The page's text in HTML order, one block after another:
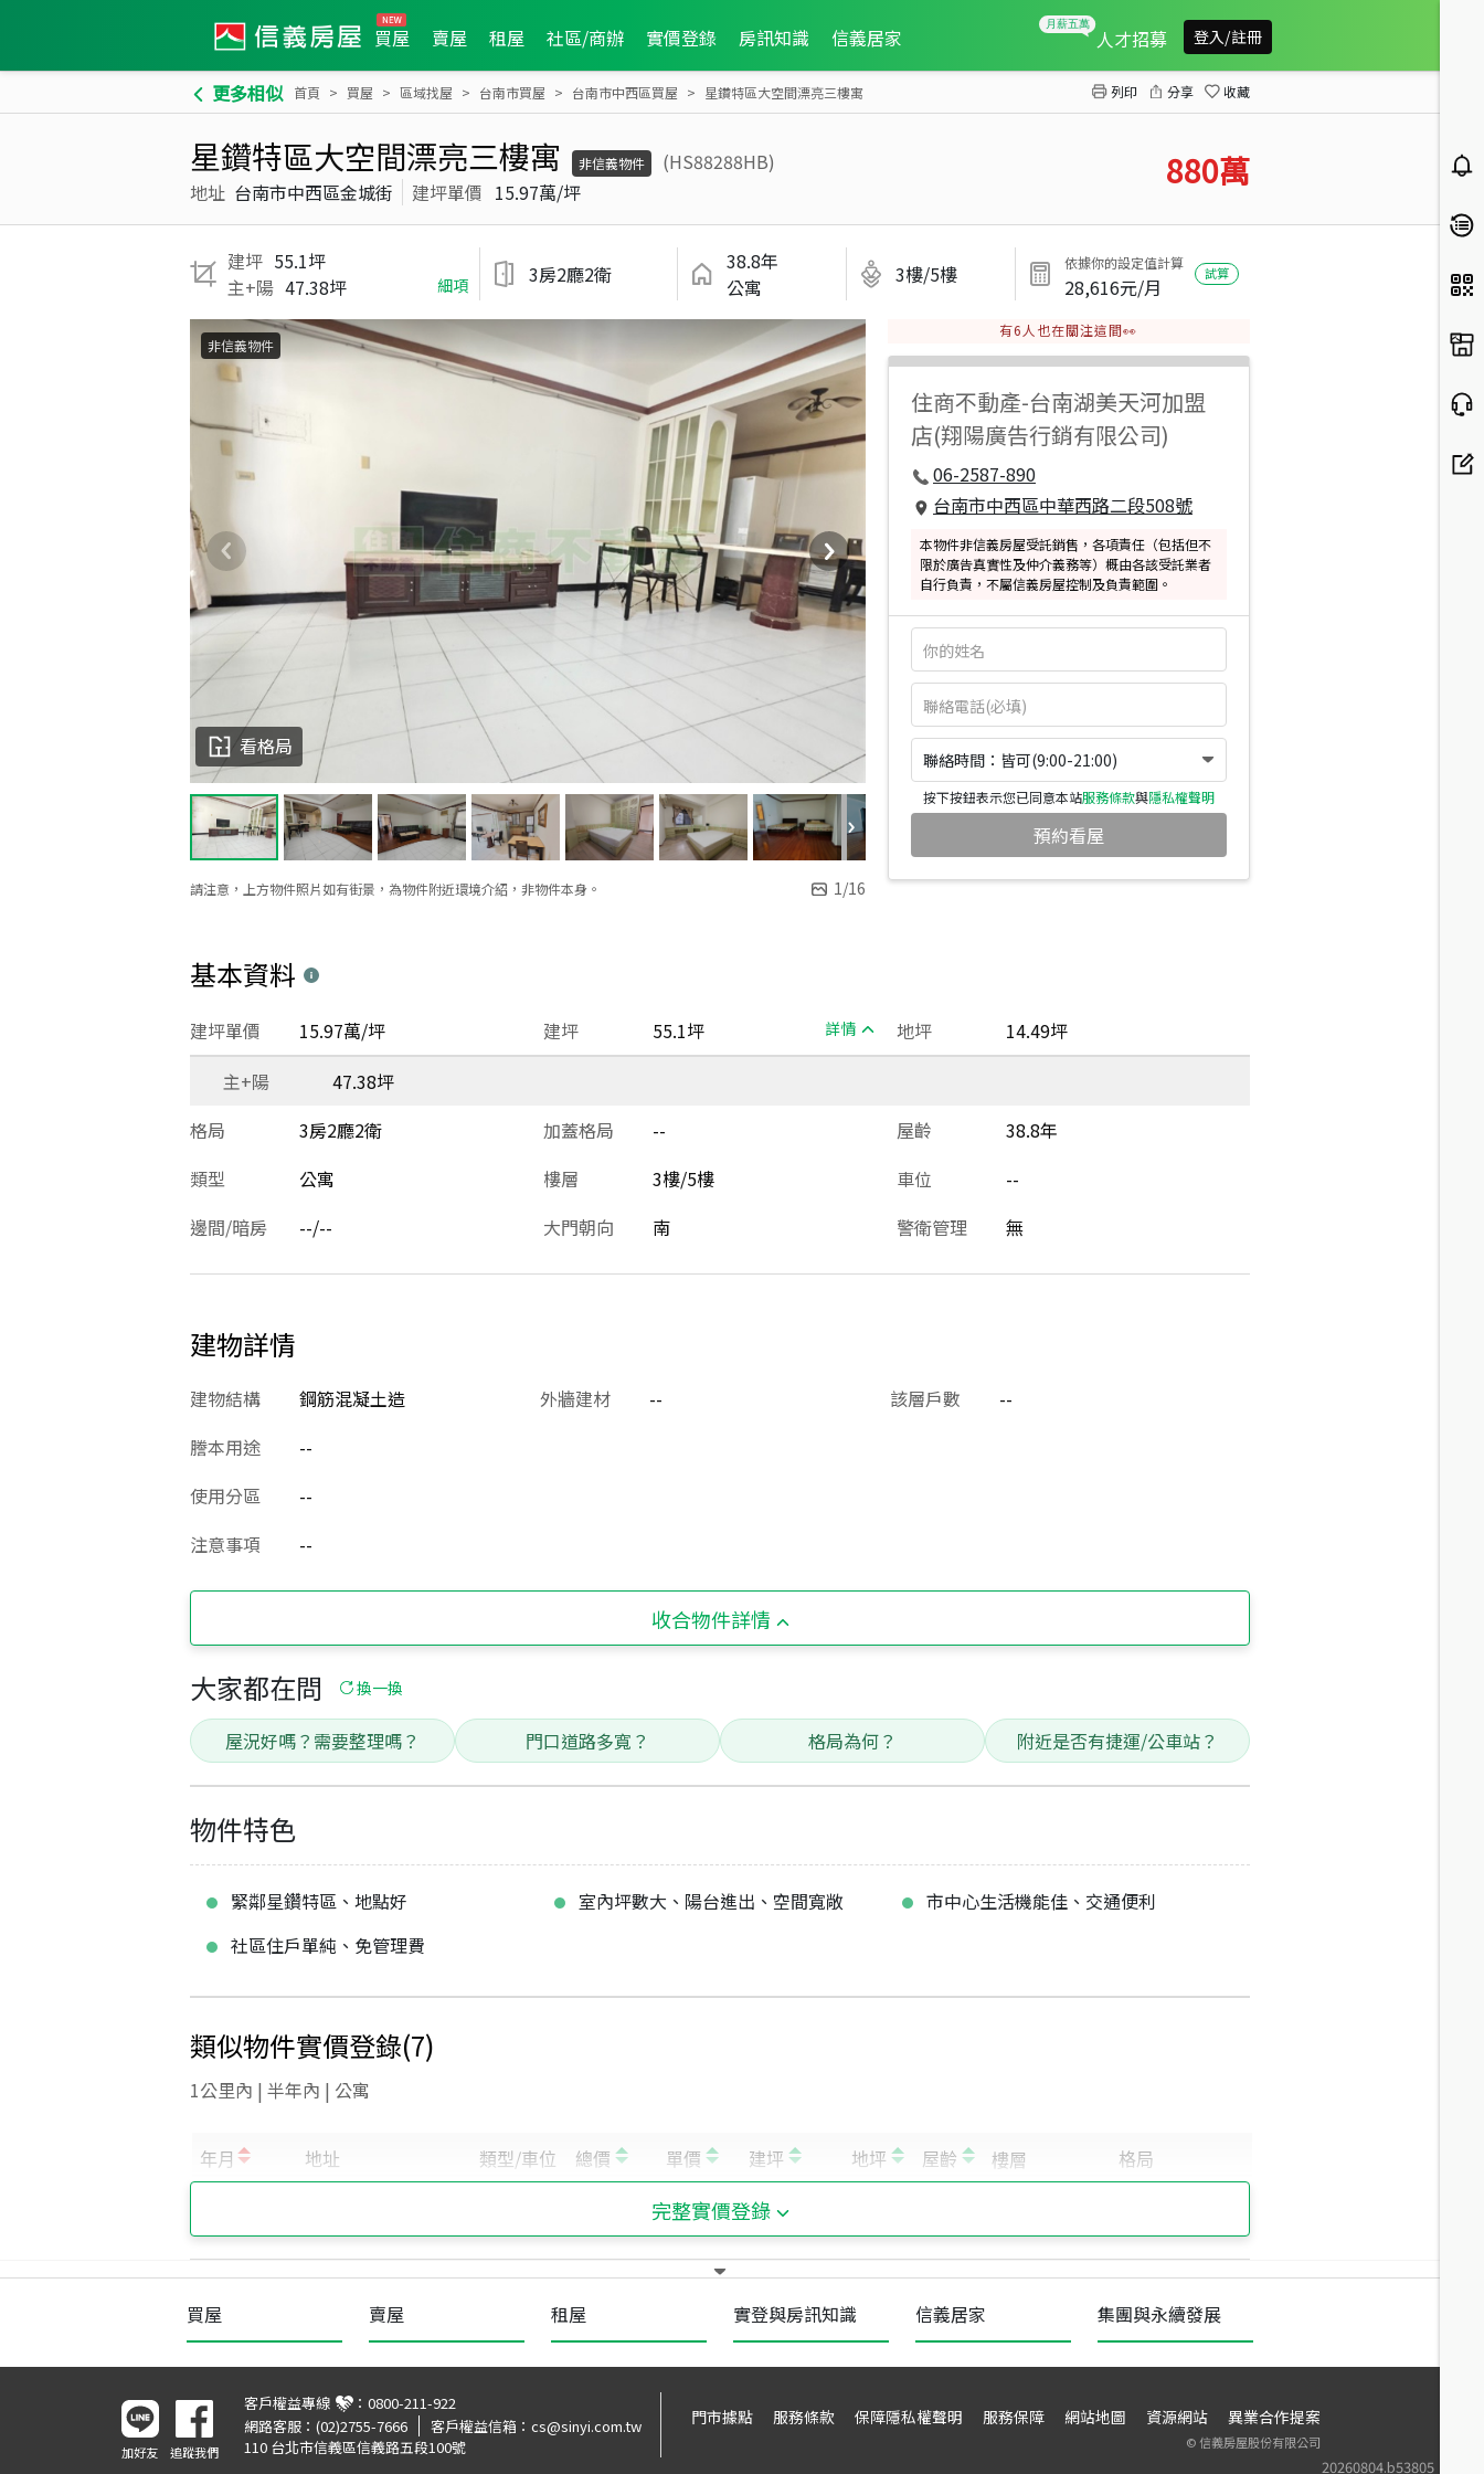
買屋 賣屋 租屋 社區/商辦 實價登錄 房訊知識 信義居家 人才招募 登入/註冊
更多相似 首頁 買屋 區域找屋 台南市買屋 台南市中西區買屋 星鑽特區大空間漂亮三樓寓 列印 分享 收藏
星鑽特區大空間漂亮三樓寓 非信義物件
(HS88288HB)
地址 台南市中西區金城街 建坪單價 15.97萬/坪 880萬
建坪 55.1坪
主+陽 47.38坪 細項 3房2廳2衛
38.8年
公寓
3樓/5樓 依據你的設定值計算
28,616元/月
試算
請注意，上方物件照片如有街景，為物件附近環境介紹，非物件本身。 1/16
看格局
非信義物件
有6 人也在關注這間👀
住商不動產-台南湖美天河加盟
店(翔陽廣告行銷有限公司)
06-2587-890
台南市中西區中華西路二段508號
本物件非信義房屋受託銷售，各項責任（包括但不
限於廣告真實性及仲介義務等）概由各該受託業者
自行負責，不屬信義房屋控制及負責範圍。
聯絡時間：皆可(9:00-21:00)
按下按鈕表示您已同意本站服務條款與隱私權聲明
預約看屋
基本資料
建坪 55.1坪 詳情
建坪單價 15.97萬/坪 地坪
14.49坪
主+陽
47.38坪
格局
3房2廳2衛 加蓋格局 -- 屋齡
38.8年
類型
公寓 樓層 3樓/5樓 車位
--
邊間/暗房
--/-- 大門朝向 南 警衛管理 無
建物詳情
建物結構 鋼筋混凝土造 外牆建材 -- 該層戶數
--
謄本用途
--
使用分區
--
注意事項
--
收合物件詳情
大家都在問 換一換
屋況好嗎？需要整理嗎？ 門口道路多寬？ 格局為何？ 附近是否有捷運/公車站？
物件特色
緊鄰星鑽特區、地點好 室內坪數大、陽台進出、空間寬敞
市中心生活機能佳、交通便利
社區住戶單純、免管理費
類似物件實價登錄(7)
1公里內 | 半年內 | 公寓
完整實價登錄
買屋 賣屋 租屋 實登與房訊知識 信義居家 集團與永續發展
20260804.b53805
加好友 追蹤我們
客戶權益專線 ： 0800-211-922
網路客服： (02)2755-7666 客戶權益信箱： cs@sinyi.com.tw
110 台北市信義區信義路五段100號
門市據點 服務條款 保障隱私權聲明 服務保障 網站地圖 資源網站 異業合作提案
©信義房屋股份有限公司